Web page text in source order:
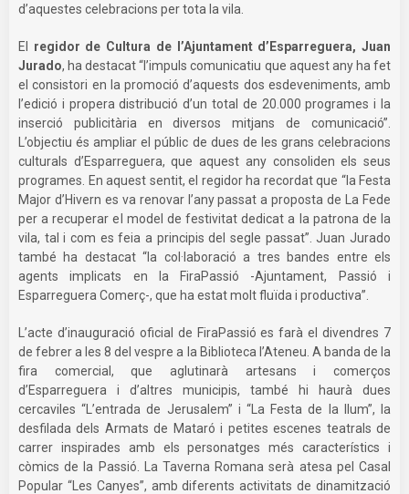
d’aquestes celebracions per tota la vila.
El regidor de Cultura de l’Ajuntament d’Esparreguera, Juan
Jurado, ha destacat “l’impuls comunicatiu que aquest any ha fet
el consistori en la promoció d’aquests dos esdeveniments, amb
l’edició i propera distribució d’un total de 20.000 programes i la
inserció publicitària en diversos mitjans de comunicació”.
L’objectiu és ampliar el públic de dues de les grans celebracions
culturals d’Esparreguera, que aquest any consoliden els seus
programes. En aquest sentit, el regidor ha recordat que “la Festa
Major d’Hivern es va renovar l’any passat a proposta de La Fede
per a recuperar el model de festivitat dedicat a la patrona de la
vila, tal i com es feia a principis del segle passat”. Juan Jurado
també ha destacat “la col·laboració a tres bandes entre els
agents implicats en la FiraPassió -Ajuntament, Passió i
Esparreguera Comerç-, que ha estat molt fluïda i productiva”.
L’acte d’inauguració oficial de FiraPassió es farà el divendres 7
de febrer a les 8 del vespre a la Biblioteca l’Ateneu. A banda de la
fira comercial, que aglutinarà artesans i comerços
d’Esparreguera i d’altres municipis, també hi haurà dues
cercaviles “L’entrada de Jerusalem” i “La Festa de la llum”, la
desfilada dels Armats de Mataró i petites escenes teatrals de
carrer inspirades amb els personatges més característics i
còmics de la Passió. La Taverna Romana serà atesa pel Casal
Popular “Les Canyes”, amb diferents activitats de dinamització